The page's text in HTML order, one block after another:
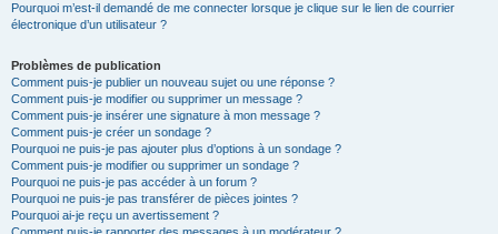
Pourquoi m’est-il demandé de me connecter lorsque je clique sur le lien de courrier
électronique d’un utilisateur ?
Problèmes de publication
Comment puis-je publier un nouveau sujet ou une réponse ?
Comment puis-je modifier ou supprimer un message ?
Comment puis-je insérer une signature à mon message ?
Comment puis-je créer un sondage ?
Pourquoi ne puis-je pas ajouter plus d’options à un sondage ?
Comment puis-je modifier ou supprimer un sondage ?
Pourquoi ne puis-je pas accéder à un forum ?
Pourquoi ne puis-je pas transférer de pièces jointes ?
Pourquoi ai-je reçu un avertissement ?